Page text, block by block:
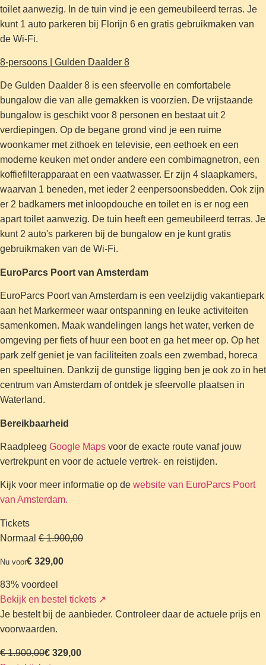
toilet aanwezig. In de tuin vind je een gemeubileerd terras. Je
kunt 1 auto parkeren bij Florijn 6 en gratis gebruikmaken van
de Wi-Fi.
8-persoons | Gulden Daalder 8
De Gulden Daalder 8 is een sfeervolle en comfortabele
bungalow die van alle gemakken is voorzien. De vrijstaande
bungalow is geschikt voor 8 personen en bestaat uit 2
verdiepingen. Op de begane grond vind je een ruime
woonkamer met zithoek en televisie, een eethoek en een
moderne keuken met onder andere een combimagnetron, een
koffiefilterapparaat en een vaatwasser. Er zijn 4 slaapkamers,
waarvan 1 beneden, met ieder 2 eenpersoonsbedden. Ook zijn
er 2 badkamers met inloopdouche en toilet en is er nog een
apart toilet aanwezig. De tuin heeft een gemeubileerd terras. Je
kunt 2 auto's parkeren bij de bungalow en je kunt gratis
gebruikmaken van de Wi-Fi.
EuroParcs Poort van Amsterdam
EuroParcs Poort van Amsterdam is een veelzijdig vakantiepark
aan het Markermeer waar ontspanning en leuke activiteiten
samenkomen. Maak wandelingen langs het water, verken de
omgeving per fiets of huur een boot en ga het meer op. Op het
park zelf geniet je van faciliteiten zoals een zwembad, horeca
en speeltuinen. Dankzij de gunstige ligging ben je ook zo in het
centrum van Amsterdam of ontdek je sfeervolle plaatsen in
Waterland.
Bereikbaarheid
Raadpleeg Google Maps voor de exacte route vanaf jouw
vertrekpunt en voor de actuele vertrek- en reistijden.
Kijk voor meer informatie op de website van EuroParcs Poort
van Amsterdam.
Tickets
Normaal € 1.900,00
Nu voor€ 329,00
83% voordeel
Bekijk en bestel tickets ↗
Je bestelt bij de aanbieder. Controleer daar de actuele prijs en
voorwaarden.
€ 1.900,00€ 329,00